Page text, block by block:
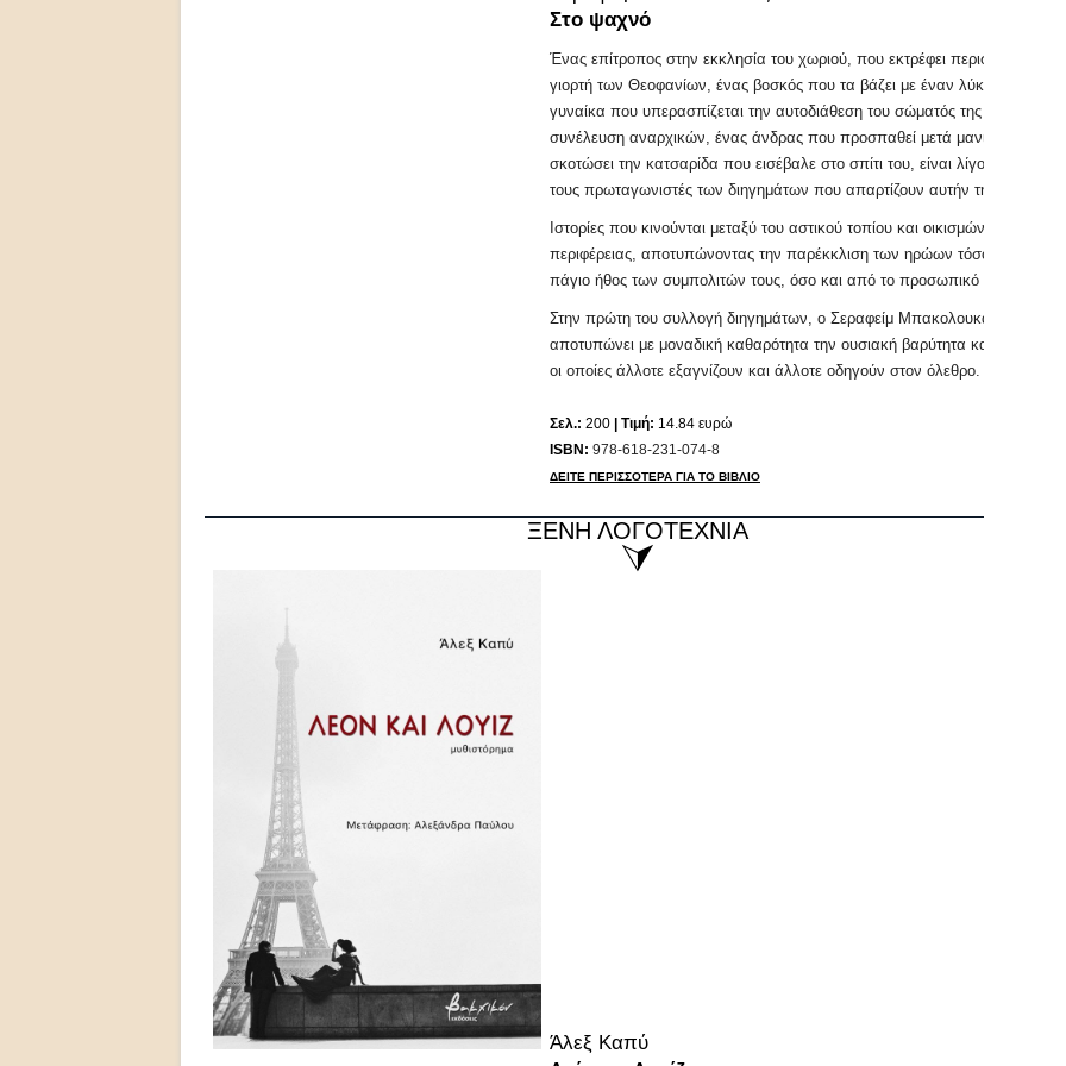
Στο ψαχνό
Ένας επίτροπος στην εκκλησία του χωριού, που εκτρέφει περιστέρια για
γιορτή των Θεοφανίων, ένας βοσκός που τα βάζει με έναν λύκο, μια
γυναίκα που υπερασπίζεται την αυτοδιάθεση του σώματός της σε μία
συνέλευση αναρχικών, ένας άνδρας που προσπαθεί μετά μανίας να
σκοτώσει την κατσαρίδα που εισέβαλε στο σπίτι του, είναι λίγοι μόνο από
τους πρωταγωνιστές των διηγημάτων που απαρτίζουν αυτήν τη συλλογή.
Ιστορίες που κινούνται μεταξύ του αστικού τοπίου και οικισμών της
περιφέρειας, αποτυπώνοντας την παρέκκλιση των ηρώων τόσο από το
πάγιο ήθος των συμπολιτών τους, όσο και από το προσωπικό τους.
Στην πρώτη του συλλογή διηγημάτων, ο Σεραφείμ Μπακολουκάς,
αποτυπώνει με μοναδική καθαρότητα την ουσιακή βαρύτητα καταστάσεων
οι οποίες άλλοτε εξαγνίζουν και άλλοτε οδηγούν στον όλεθρο.
Σελ.: 200 | Τιμή: 14.84 ευρώ
ISBN: 978-618-231-074-8
ΔΕΙΤΕ ΠΕΡΙΣΣΟΤΕΡΑ ΓΙΑ ΤΟ ΒΙΒΛΙΟ
ΞΕΝΗ ΛΟΓΟΤΕΧΝΙΑ
⮛
Άλεξ Καπύ